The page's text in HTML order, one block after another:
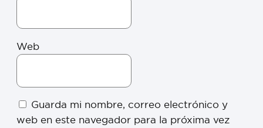
Web
Guarda mi nombre, correo electrónico y
web en este navegador para la próxima vez